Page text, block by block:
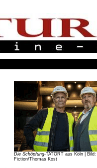
Die Schöpfung-TATORT aus Köln |
Fiction/Thomas Kost